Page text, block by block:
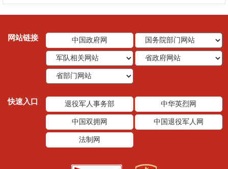
网站链接 中国政府网
快速入口 退役军人事务部 中华英烈网
中国双拥网 中国退役军人网
法制网